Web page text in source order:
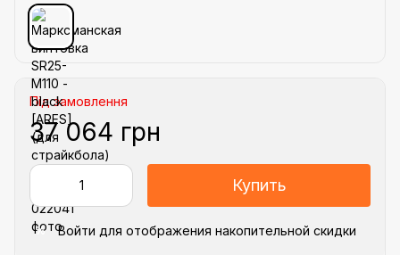
Під замовлення
37 064 грн
Купить
% Войти для отображения накопительной скидки